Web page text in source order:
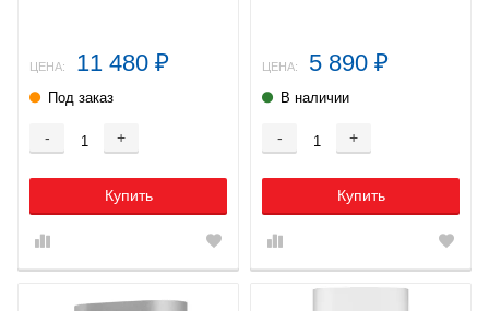
ЦЕНА: 11 480 ₽
Под заказ
- +
Купить
ЦЕНА: 5 890 ₽
В наличии
- +
Купить